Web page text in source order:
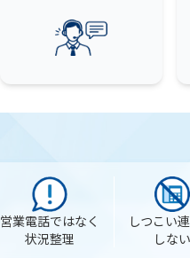
営業電話ではなく
状況整理
しつこい
しない